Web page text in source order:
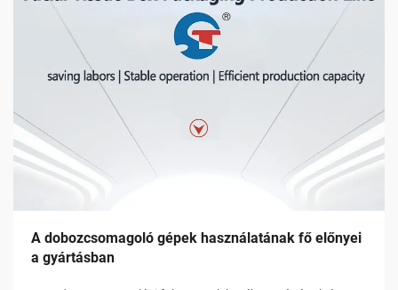
A dobozcsomagoló gépek használatának fő előnyei
a gyártásban